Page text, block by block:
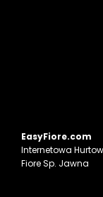
EasyFiore.com
Internetowa
Fiore Sp. Jawna